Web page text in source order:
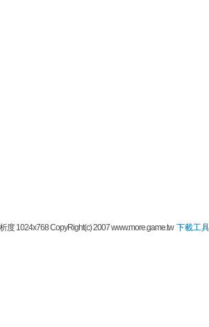
度 1024x768 CopyRight(c) 2007 www.more.game.tw下載工